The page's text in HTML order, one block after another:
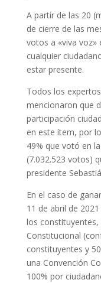
A partir de las 20
de cierre de las
votos a «viva voz»
cualquier
estar presente.
Todos los
mencionaron que
participación
en este ítem, por
49% que votó en
(7.032.523 votos)
presidente
En el caso de
11 de abril de
los constituyentes,
Constitucional
constituyentes y
una Convención
100% por